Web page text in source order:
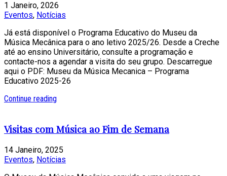
1 Janeiro, 2026
Eventos, Notícias
Já está disponível o Programa Educativo do Museu da
Música Mecânica para o ano letivo 2025/26. Desde a Creche
até ao ensino Universitário, consulte a programação e
contacte-nos a agendar a visita do seu grupo. Descarregue
aqui o PDF: Museu da Música Mecanica – Programa
Educativo 2025-26
Continue reading
Visitas com Música ao Fim de Semana
14 Janeiro, 2025
Eventos, Notícias